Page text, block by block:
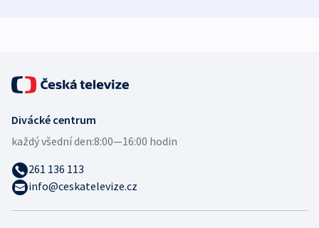
Divácké centrum
každý všední den:8:00—16:00 hodin
261 136 113
info@ceskatelevize.cz